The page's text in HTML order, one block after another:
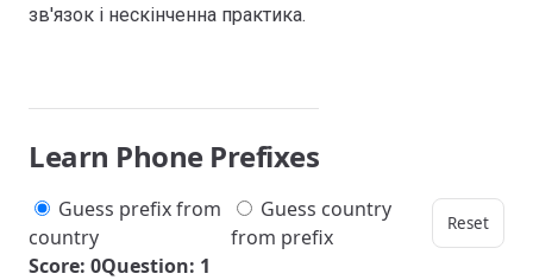
зв'язок і нескінченна практика.
Learn Phone Prefixes
Guess prefix from
country
Guess country
from prefix
Reset
Score: 0Question: 1